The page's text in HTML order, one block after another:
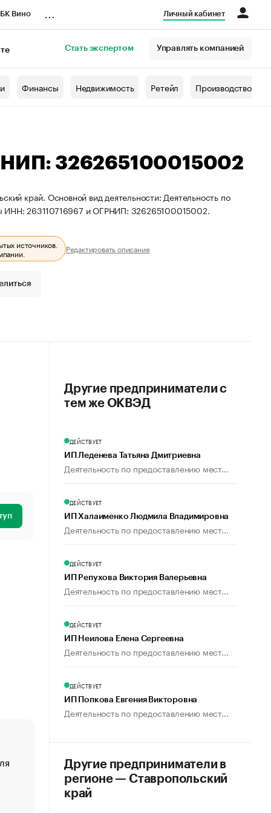
Вино Личный кабинет
Стать экспертом Управлять компанией
Финансы Недвижимость Ретейл Производство
326265100015002
край. Основной вид деятельности: Деятельность по
ИНН: 263110716967 и ОГРНИП: 326265100015002.
источников.
Редактировать описание
«От спорта тело стареет иначе». Как живет глава
создавшей GTA
«Деньги будут не нужны»: что рассказал Маск в
Economist
Другие предприниматели с
тем же ОКВЭД
ДЕЙСТВУЕТ
ИП Леденева Татьяна Дмитриевна
Деятельность по предоставлению мест...
ДЕЙСТВУЕТ
ИП Халаименко Людмила Владимировна
Деятельность по предоставлению мест...
ДЕЙСТВУЕТ
ИП Репухова Виктория Валерьевна
Деятельность по предоставлению мест...
ДЕЙСТВУЕТ
ИП Неилова Елена Сергеевна
Деятельность по предоставлению мест...
ДЕЙСТВУЕТ
ИП Попкова Евгения Викторовна
Деятельность по предоставлению мест...
Другие предприниматели в
регионе — Ставропольский
край